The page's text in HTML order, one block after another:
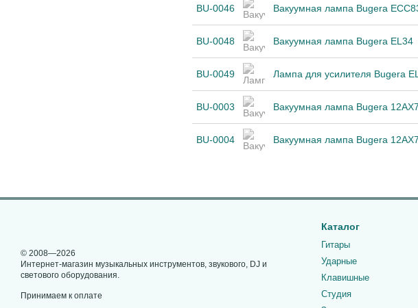
BU-0046 Вакуумная лампа Bugera
BU-0048 Вакуумная лампа Bugera EL34
BU-0049 Лампа для усилителя Bugera
BU-0003 Вакуумная лампа Bugera
BU-0004 Вакуумная лампа Bugera
© 2008—2026
Интернет-магазин музыкальных инструментов, звукового, DJ и
светового оборудования.
Принимаем к оплате
Каталог
Гитары
Ударные
Клавишные
Студия